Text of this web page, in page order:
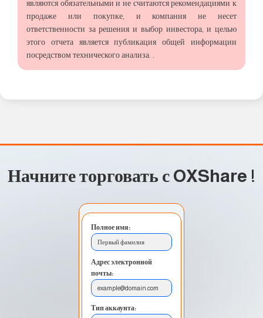
являются обязательными и не считаются рекомендациями к
продаже или покупке, и компания не несет
ответственности за решения и выбор инвестора, и целью
этого отчета является публикация общей информации
посредством технического анализа. .
Начните торговать с OXShare !
Полное имя:
Первый фамилия
Адрес электронной
почты:
example@domain.com
Тип аккаунта: